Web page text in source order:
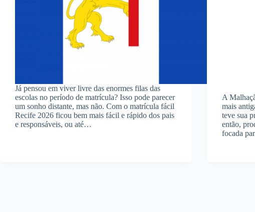
Já pensou em viver livre das enormes filas das
escolas no período de matrícula? Isso pode parecer
um sonho distante, mas não. Com o matrícula fácil
Recife 2026 ficou bem mais fácil e rápido dos pais
e responsáveis, ou até…
A
mais
teve sua
então,
focada